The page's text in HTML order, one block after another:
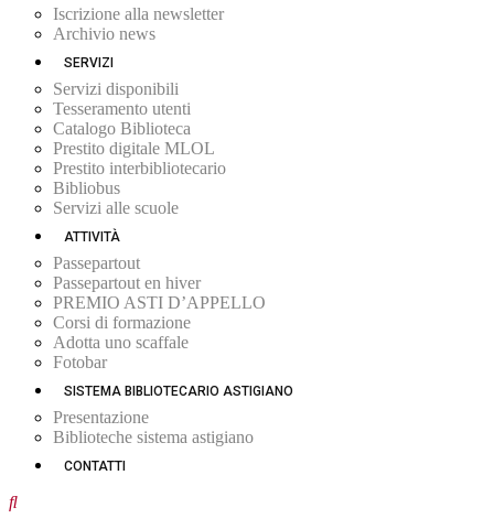
Iscrizione alla newsletter
Archivio news
SERVIZI
Servizi disponibili
Tesseramento utenti
Catalogo Biblioteca
Prestito digitale MLOL
Prestito interbibliotecario
Bibliobus
Servizi alle scuole
ATTIVITÀ
Passepartout
Passepartout en hiver
PREMIO ASTI D’APPELLO
Corsi di formazione
Adotta uno scaffale
Fotobar
SISTEMA BIBLIOTECARIO ASTIGIANO
Presentazione
Biblioteche sistema astigiano
CONTATTI